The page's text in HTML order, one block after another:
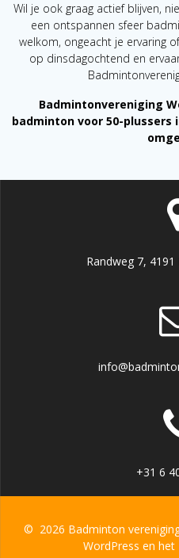
Wil je ook graag actief blijven,
een ontspannen sfeer
welkom, ongeacht je ervaring
op dinsdagochtend en
Badmintonvereniging
badminton voor 50-plussers
Randweg 7,
+31 6
© 2026 Badminton
WordPress en het